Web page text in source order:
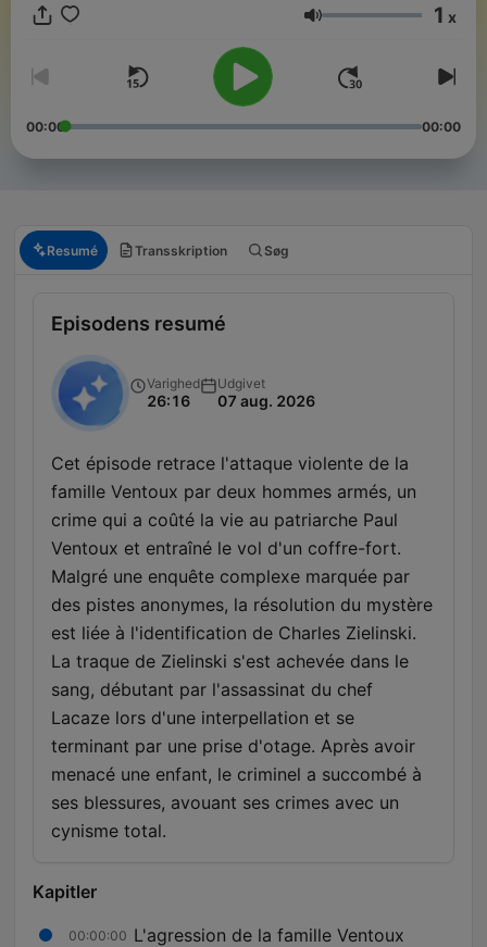
Lydstyrke 1 x
00:00 00:00
Resumé Transskription Søg
Episodens resumé
Varighed
26:16
Udgivet
07 aug. 2026
Cet épisode retrace l'attaque violente de la
famille Ventoux par deux hommes armés, un
crime qui a coûté la vie au patriarche Paul
Ventoux et entraîné le vol d'un coffre-fort.
Malgré une enquête complexe marquée par
des pistes anonymes, la résolution du mystère
est liée à l'identification de Charles Zielinski.
La traque de Zielinski s'est achevée dans le
sang, débutant par l'assassinat du chef
Lacaze lors d'une interpellation et se
terminant par une prise d'otage. Après avoir
menacé une enfant, le criminel a succombé à
ses blessures, avouant ses crimes avec un
cynisme total.
Kapitler
00:00:00 L'agression de la famille Ventoux